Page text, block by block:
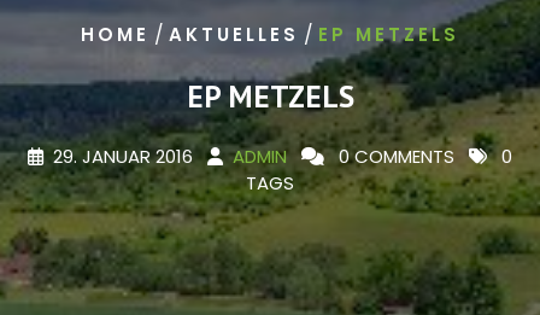
HOME / AKTUELLES / EP METZELS
EP METZELS
29. JANUAR 2016 ADMIN 0 COMMENTS
0
TAGS